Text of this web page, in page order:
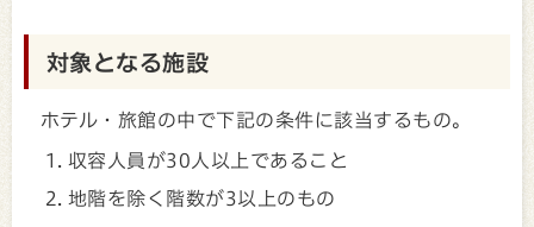
対象となる施設
ホテル・旅館の中で下記の条件に該当するもの。
収容人員が30人以上であること
地階を除く階数が3以上のもの